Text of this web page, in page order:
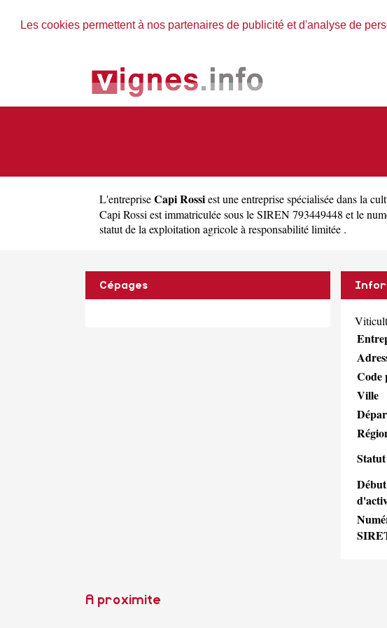
Les cookies permettent à nos partenaires de publicité et d'analyse de
L'entrepriseCapi Rossiest uneentreprise spécialisée dans la
Capi Rossi est immatriculée sous le SIREN 793449448 et le
statut de la exploitation agricole à responsabilité limitée .
Cépages
Code
Ville
Statut
Début
A proximite